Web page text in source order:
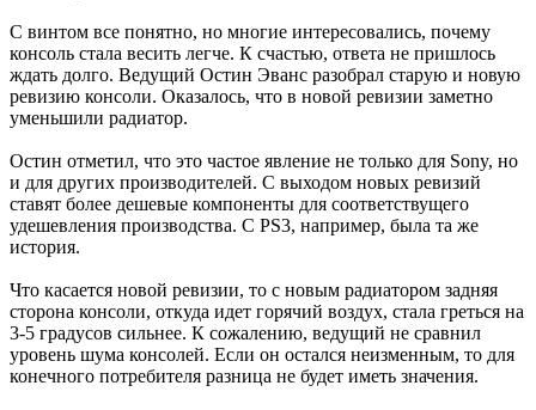
С винтом все понятно, но многие интересовались, почему
консоль стала весить легче. К счастью, ответа не пришлось
ждать долго. Ведущий Остин Эванс разобрал старую и новую
ревизию консоли. Оказалось, что в новой ревизии заметно
уменьшили радиатор.
Остин отметил, что это частое явление не только для Sony, но
и для других производителей. С выходом новых ревизий
ставят более дешевые компоненты для соответствущего
удешевления производства. С PS3, например, была та же
история.
Что касается новой ревизии, то с новым радиатором задняя
сторона консоли, откуда идет горячий воздух, стала греться на
3-5 градусов сильнее. К сожалению, ведущий не сравнил
уровень шума консолей. Если он остался неизменным, то для
конечного потребителя разница не будет иметь значения.